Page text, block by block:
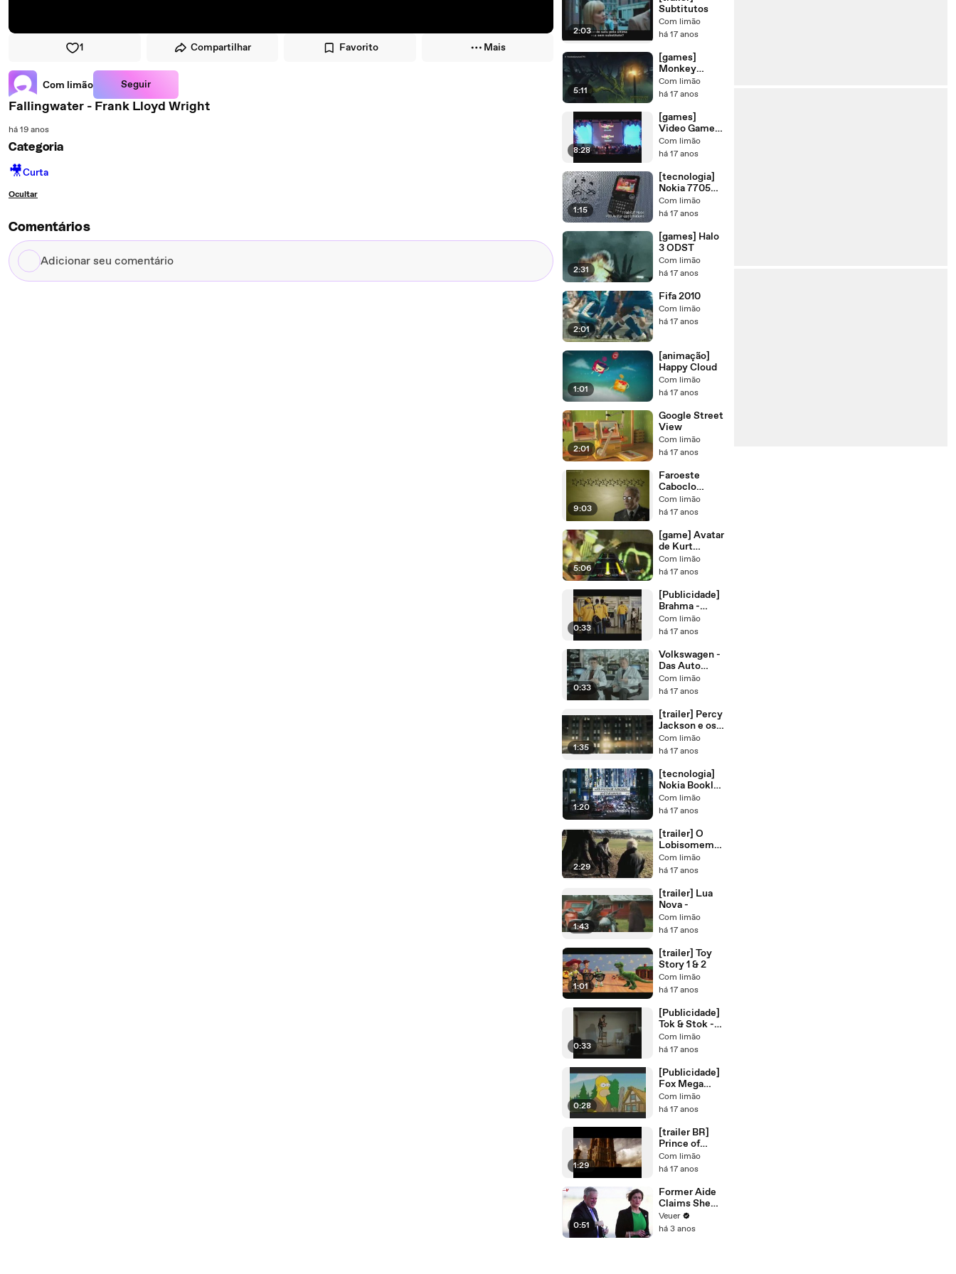
1 Compartilhar Favorito Mais
Com limão Seguir
Fallingwater - Frank Lloyd Wright
há 19 anos
Categoria
🎥Curta
Ocultar
Comentários
Adicionar
seu
2:03
Subtitutos
Com limão
há 17 anos
5:11
[games]
Monkey
Island 2
Com limão
há 17 anos
8:28
[games]
Video Games
Live
Com limão
há 17 anos
1:15
[tecnologia]
Nokia 7705
Twist
Com limão
há 17 anos
2:31
[games] Halo
3 ODST
Com limão
há 17 anos
2:01
Fifa 2010
Com limão
há 17 anos
1:01
[animação]
Happy Cloud
Com limão
há 17 anos
2:01
Google Street
View
Com limão
há 17 anos
9:03
Faroeste
Caboclo
animado
Com limão
há 17 anos
5:06
[game] Avatar
de Kurt
Cobain no
novo Guitar
Com limão
há 17 anos
0:33
[Publicidade]
Brahma -
Detector de
Metais
Com limão
há 17 anos
0:33
Volkswagen -
Das Auto
(Rigorosos)
Com limão
há 17 anos
1:35
[trailer] Percy
Jackson e os
Olímpianos
Com limão
há 17 anos
1:20
[tecnologia]
Nokia Booklet
3G
Com limão
há 17 anos
2:29
[trailer] O
Lobisomem
(The
Wolfman)
Com limão
há 17 anos
1:43
[trailer] Lua
Nova -
Com limão
há 17 anos
1:01
[trailer] Toy
Story 1 & 2
Com limão
há 17 anos
0:33
[Publicidade]
Tok & Stok -
Rato
Com limão
há 17 anos
0:28
[Publicidade]
Fox Mega
Weekend -
Agosto/2009
Com limão
há 17 anos
1:29
[trailer BR]
Prince of
Persia - The
Sands of time
Com limão
há 17 anos
0:51
Former Aide
Claims She
Was Asked to
Make a ‘Hit
Veuer
há 3 anos